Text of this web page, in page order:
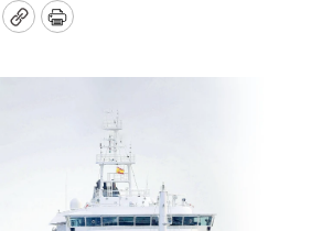
CopyPrint